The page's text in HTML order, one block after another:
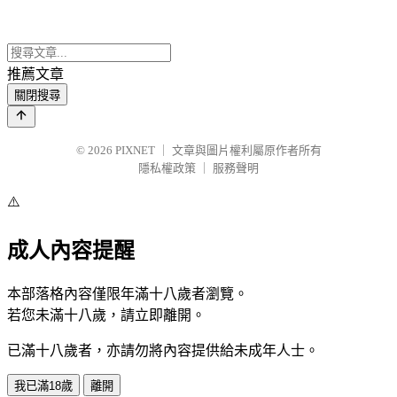
推薦文章
關閉搜尋
© 2026 PIXNET
文章與圖片權利屬原作者所有
隱私權政策
服務聲明
⚠️
成人內容提醒
本部落格內容僅限年滿十八歲者瀏覽。
若您未滿十八歲，請立即離開。
已滿十八歲者，亦請勿將內容提供給未成年人士。
我已滿18歲 離開